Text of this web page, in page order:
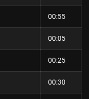
00:55
00:05
00:25
00:30